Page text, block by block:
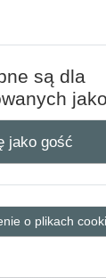
są dla
jako gość
o plikach